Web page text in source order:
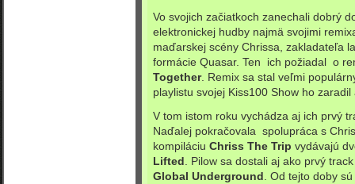
Vo svojich začiatkoch zanechali dobrý
elektronickej hudby najmä svojimi
maďarskej scény Chrissa, zakladateľa
formácie Quasar. Ten ich požiadal o
Together. Remix sa stal veľmi
playlistu svojej Kiss100 Show ho
V tom istom roku vychádza aj ich prvý
Naďalej pokračovala spolupráca s
kompiláciu Chriss The Trip vydávajú
Lifted. Pilow sa dostali aj ako prvý
Global Underground. Od tejto doby